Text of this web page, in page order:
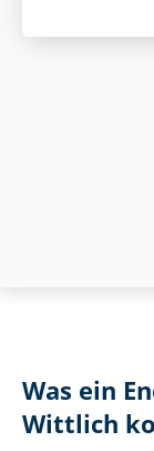
Was ein
Wittlich